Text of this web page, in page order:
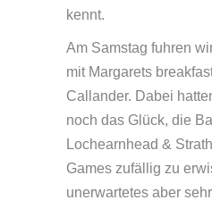
kennt.
Am Samstag fuhren
mit Margarets
Callander. Dabei
noch das Glück, die
Lochearnhead &
Games zufällig zu
unerwartetes aber